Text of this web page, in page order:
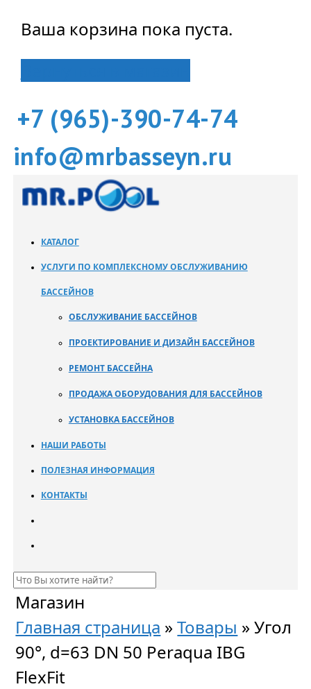
Ваша корзина пока пуста.
+7 (965)-390-74-74
info@mrbasseyn.ru
КАТАЛОГ
УСЛУГИ ПО КОМПЛЕКСНОМУ ОБСЛУЖИВАНИЮ
БАССЕЙНОВ
ОБСЛУЖИВАНИЕ БАССЕЙНОВ
ПРОЕКТИРОВАНИЕ И ДИЗАЙН БАССЕЙНОВ
РЕМОНТ БАССЕЙНА
ПРОДАЖА ОБОРУДОВАНИЯ ДЛЯ БАССЕЙНОВ
УСТАНОВКА БАССЕЙНОВ
НАШИ РАБОТЫ
ПОЛЕЗНАЯ ИНФОРМАЦИЯ
КОНТАКТЫ
Магазин
Главная страница »Товары »Угол
90°, d=63 DN 50 Peraqua IBG
FlexFit